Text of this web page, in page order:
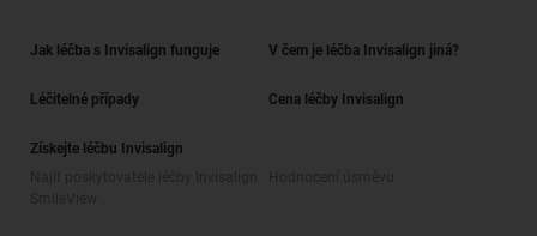
Jak léčba s Invisalign funguje V čem je léčba Invisalign jiná?
Léčitelné případy Cena léčby Invisalign
Získejte léčbu Invisalign